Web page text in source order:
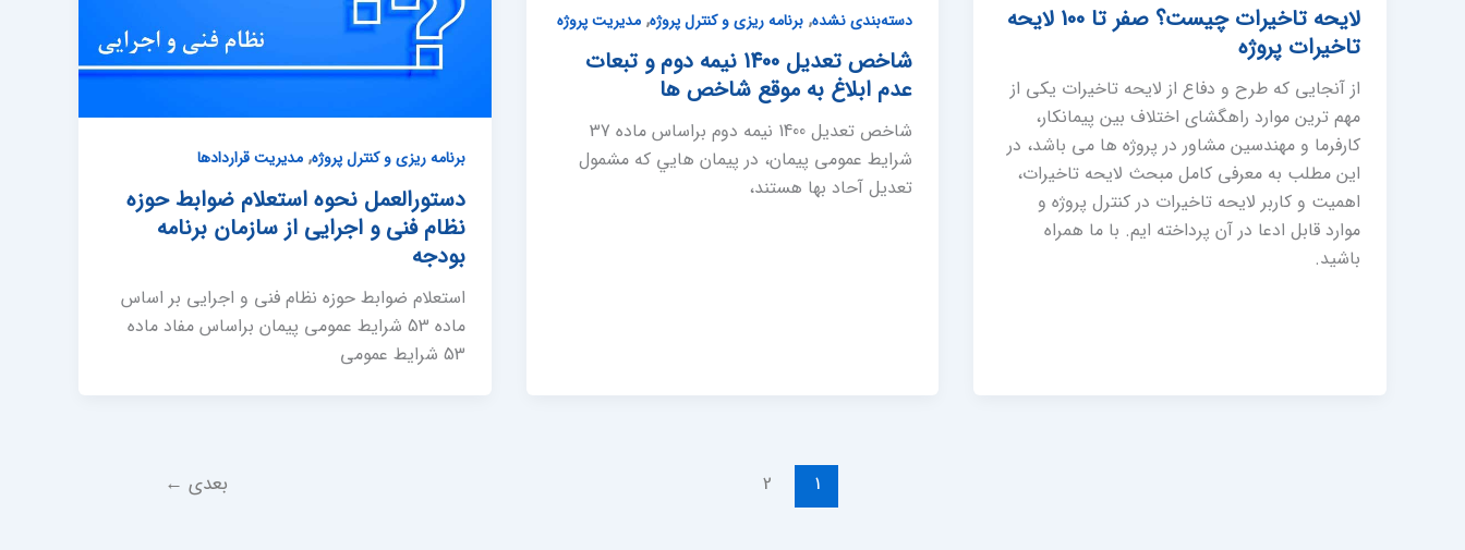
لایحه تاخیرات چیست؟ صفر تا 100 لایحه
تاخیرات پروژه
از آنجایی که طرح و دفاع از لایحه تاخیرات یکی از
مهم ترین موارد راهگشای اختلاف بین پیمانکار،
کارفرما و مهندسین مشاور در پروژه ها می باشد، در
این مطلب به معرفی کامل مبحث لایحه تاخیرات،
اهمیت و کاربر لایحه تاخیرات در کنترل پروژه و
موارد قابل ادعا در آن پرداخته ایم. با ما همراه
باشید.
دسته‌بندی نشده, برنامه ریزی و کنترل پروژه, مدیریت پروژه
شاخص تعدیل 1400 نیمه دوم و تبعات
عدم ابلاغ به موقع شاخص ها
شاخص تعدیل 1400 نیمه دوم براساس ماده 37
شرایط عمومی پیمان، در پيمان هايي كه مشمول
تعديل آحاد بها هستند،
برنامه ریزی و کنترل پروژه,مدیریت قراردادها
دستورالعمل نحوه استعلام ضوابط حوزه
نظام فنی و اجرایی از سازمان برنامه
بودجه
استعلام ضوابط حوزه نظام فنی و اجرایی بر اساس
ماده 53 شرایط عمومی پیمان براساس مفاد ماده
53 شرایط عمومی
1
2 بعدی ←